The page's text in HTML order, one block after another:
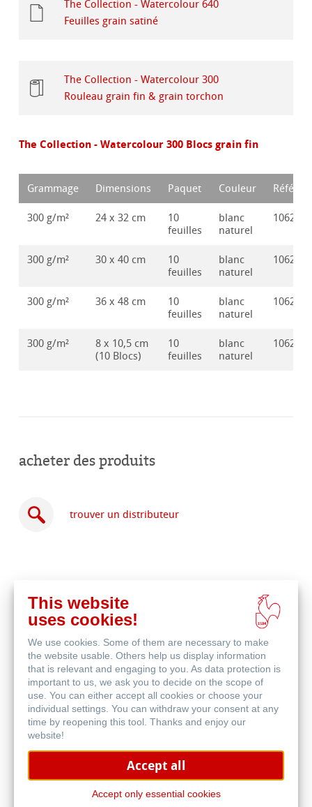
The Collection - Watercolour 640
Feuilles grain satiné
The Collection - Watercolour 300
Rouleau grain fin & grain torchon
The Collection - Watercolour 300 Blocs grain fin
Grammage Dimensions Paquet Couleur
300 g/m² 24 x 32 cm
10
feuilles
blanc
naturel
300 g/m² 30 x 40 cm
10
feuilles
blanc
naturel
300 g/m² 36 x 48 cm
10
feuilles
blanc
naturel
300 g/m²
8 x 10,5 cm
(10 Blocs)
10
feuilles
blanc
naturel
acheter des produits
trouver un distributeur
acheter
en
ligne
This website
uses cookies!
We use cookies. Some of them are necessary to make
the website usable. Others help us display information
that is relevant and engaging to you. As data protection is
important to us, we ask you to decide on the scope of
use. You can either accept all cookies or choose your
individual settings. You can withdraw your consent at any
time by reopening this tool. Thanks and enjoy our
website!
Accept all
Accept only essential cookies